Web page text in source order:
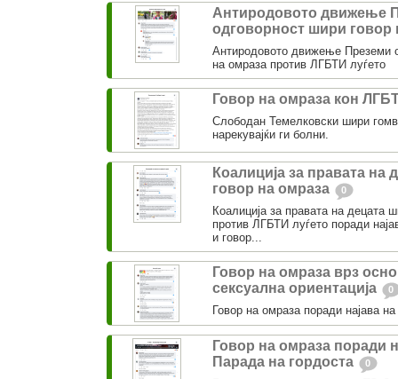
Антиродовото движење
одговорност шири говор
Антиродовото движење Преземи
на омраза против ЛГБТИ луѓето
Говор на омраза кон
Слободан Темелковски шири
нарекувајќи ги болни.
Коалиција за правата на
говор на омраза
0
Коалиција за правата на децата
против ЛГБТИ луѓето поради
и говор...
Говор на омраза врз
сексуална ориентација
0
Говор на омраза поради најава
Говор на омраза поради
Парада на гордоста
0